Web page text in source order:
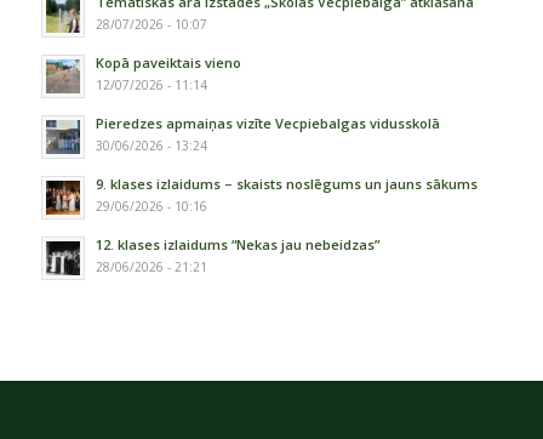
28/07/2026 - 10:07
Kopā paveiktais vieno
12/07/2026 - 11:14
Pieredzes apmaiņas vizīte Vecpiebalgas vidusskolā
30/06/2026 - 13:24
9. klases izlaidums – skaists noslēgums un jauns sākums
29/06/2026 - 10:16
12. klases izlaidums “Nekas jau nebeidzas”
28/06/2026 - 21:21